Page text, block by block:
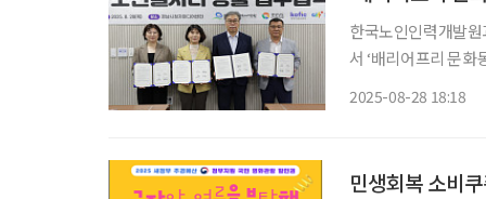
한국노인인력개발
서 ‘배리어프리 문화
2025-08-28 18:18
민생회복 소비